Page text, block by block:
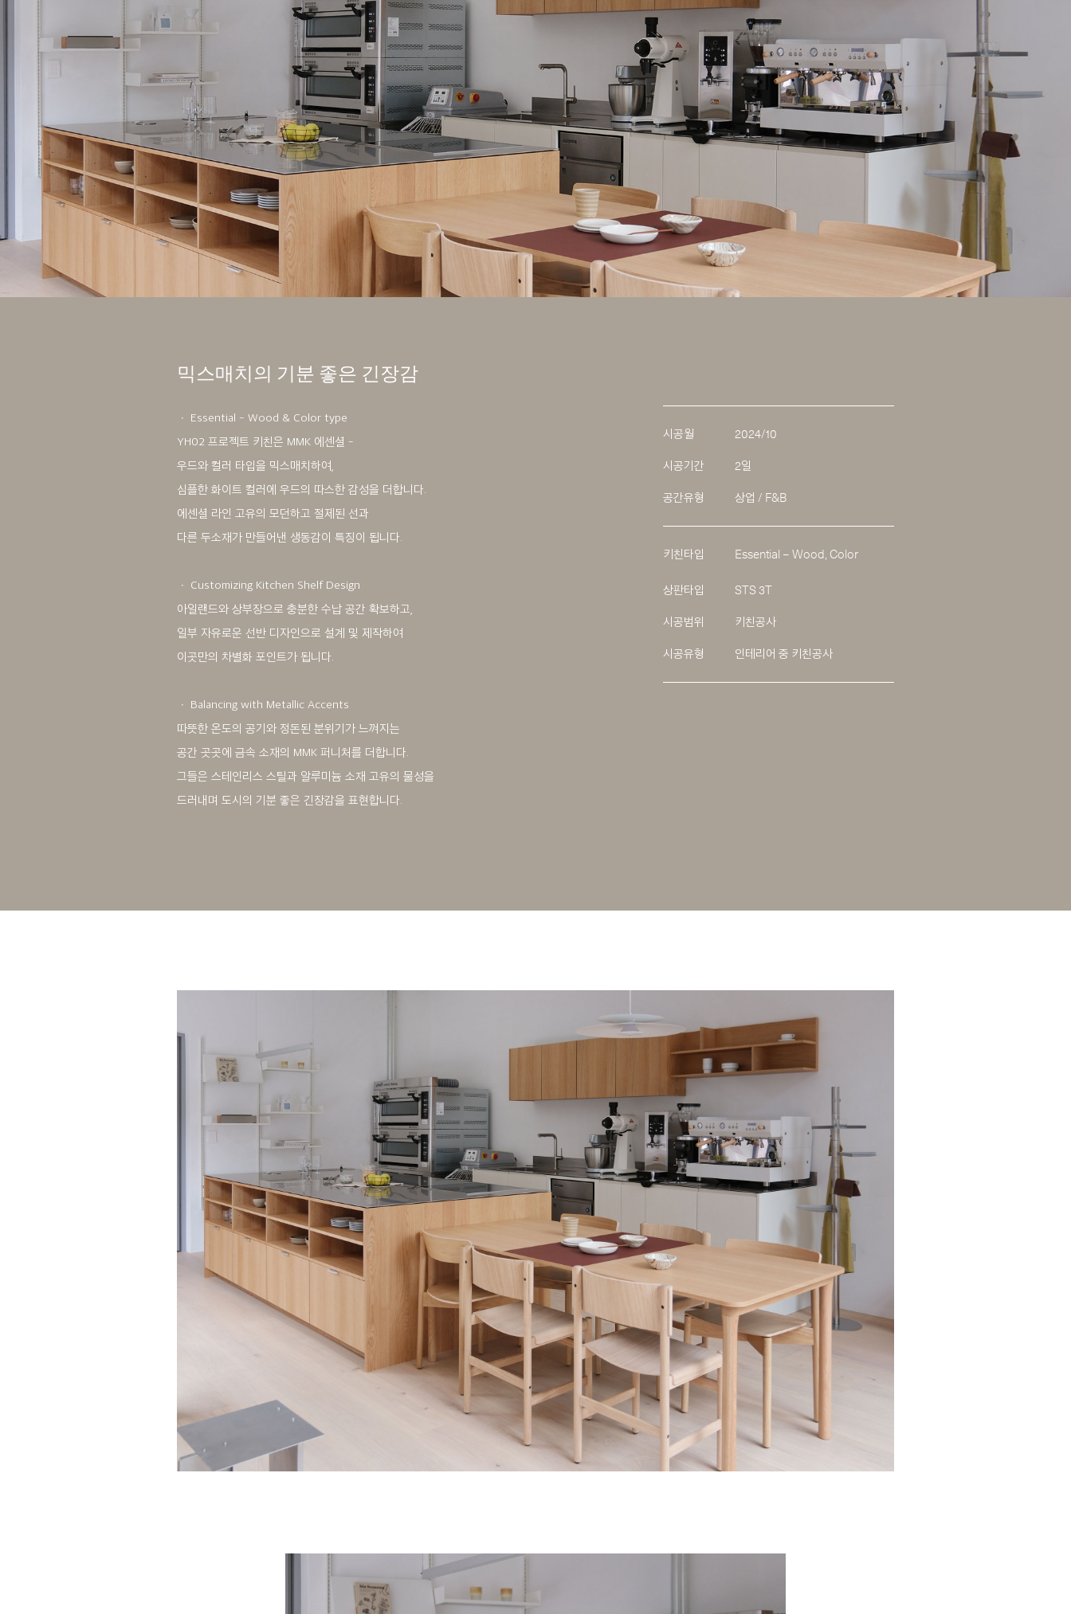
믹스매치의 기분 좋은 긴장감
ㆍ Essential - Wood & Color type
YH02 프로젝트 키친은 MMK 에센셜 -
우드와 컬러 타입을 믹스매치하여,
심플한 화이트 컬러에 우드의 따스한 감성을 더합니다.
에센셜 라인 고유의 모던하고 절제된 선과
다른 두소재가 만들어낸 생동감이 특징이 됩니다.
ㆍ Customizing Kitchen Shelf Design
아일랜드와 상부장으로 충분한 수납 공간 확보하고,
일부 자유로운 선반 디자인으로 설계 및 제작하여
이곳만의 차별화 포인트가 됩니다.
ㆍ Balancing with Metallic Accents
따뜻한 온도의 공기와 정돈된 분위기가 느껴지는
공간 곳곳에 금속 소재의 MMK 퍼니처를 더합니다.
그들은 스테인리스 스틸과 알루미늄 소재 고유의 물성을
드러내며 도시의 기분 좋은 긴장감을 표현합니다.
시공월 2024/10
시공기간 2일
공간유형 상업 / F&B
키친타입 Essential – Wood, Color
상판타입 STS 3T
시공범위 키친공사
시공유형 인테리어 중 키친공사